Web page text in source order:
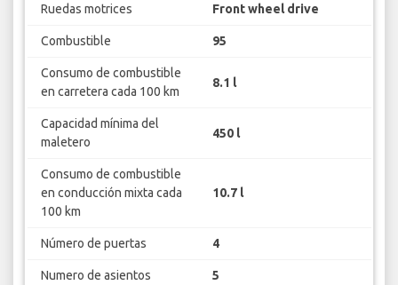
Ruedas motrices Front wheel drive
Combustible 95
Consumo de combustible
en carretera cada 100 km
8.1 l
Capacidad mínima del
maletero
450 l
Consumo de combustible
en conducción mixta cada
100 km
10.7 l
Número de puertas 4
Numero de asientos 5